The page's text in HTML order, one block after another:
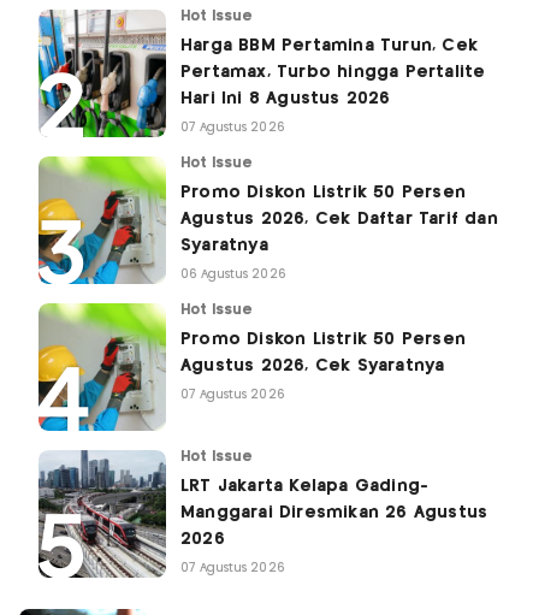
Hot Issue
Harga BBM Pertamina Turun, Cek
Pertamax, Turbo hingga Pertalite
Hari Ini 8 Agustus 2026
07 Agustus 2026
Hot Issue
Promo Diskon Listrik 50 Persen
Agustus 2026, Cek Daftar Tarif dan
Syaratnya
06 Agustus 2026
Hot Issue
Promo Diskon Listrik 50 Persen
Agustus 2026, Cek Syaratnya
07 Agustus 2026
Hot Issue
LRT Jakarta Kelapa Gading-
Manggarai Diresmikan 26 Agustus
2026
07 Agustus 2026